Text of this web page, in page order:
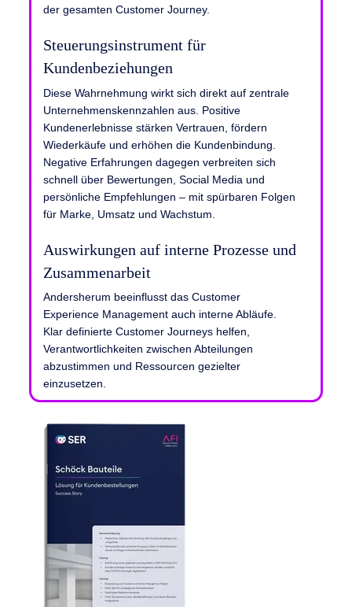
der gesamten Customer Journey.
Steuerungsinstrument für
Kundenbeziehungen
Diese Wahrnehmung wirkt sich direkt auf zentrale
Unternehmenskennzahlen aus. Positive
Kundenerlebnisse stärken Vertrauen, fördern
Wiederkäufe und erhöhen die Kundenbindung.
Negative Erfahrungen dagegen verbreiten sich
schnell über Bewertungen, Social Media und
persönliche Empfehlungen – mit spürbaren Folgen
für Marke, Umsatz und Wachstum.
Auswirkungen auf interne Prozesse und
Zusammenarbeit
Andersherum beeinflusst das Customer
Experience Management auch interne Abläufe.
Klar definierte Customer Journeys helfen,
Verantwortlichkeiten zwischen Abteilungen
abzustimmen und Ressourcen gezielter
einzusetzen.